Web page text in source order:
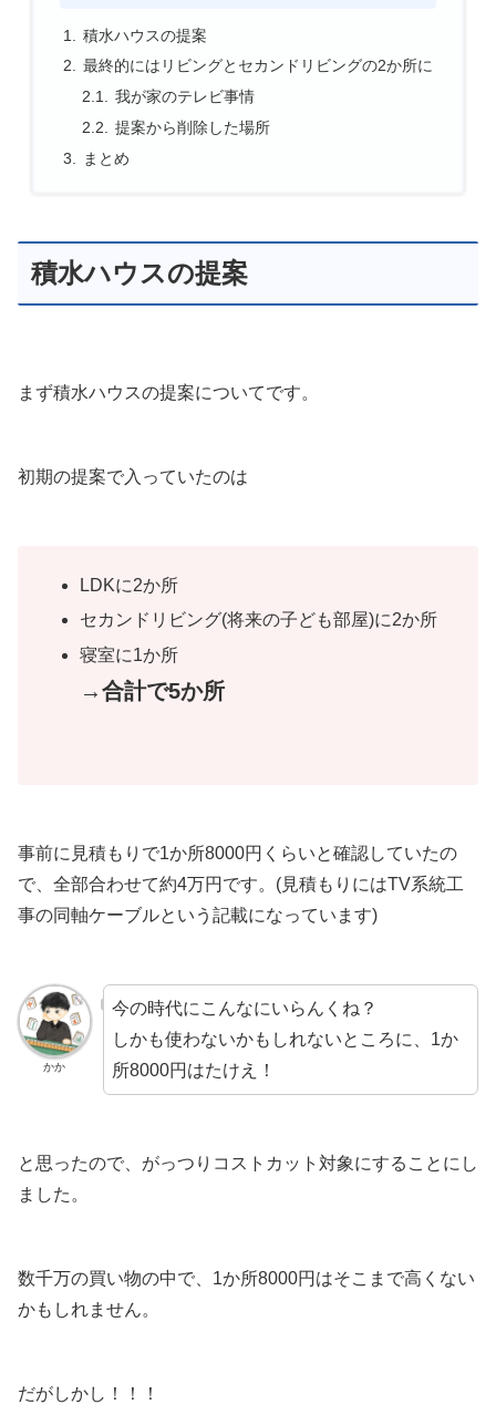
積水ハウスの提案
最終的にはリビングとセカンドリビングの2か所に
我が家のテレビ事情
提案から削除した場所
まとめ
積水ハウスの提案
まず積水ハウスの提案についてです。
初期の提案で入っていたのは
LDKに2か所
セカンドリビング(将来の子ども部屋)に2か所
寝室に1か所
→合計で5か所
事前に見積もりで1か所8000円くらいと確認していたの
で、全部合わせて約4万円です。(見積もりにはTV系統工
事の同軸ケーブルという記載になっています)
かか
今の時代にこんなにいらんくね？
しかも使わないかもしれないところに、1か
所8000円はたけえ！
と思ったので、がっつりコストカット対象にすることにし
ました。
数千万の買い物の中で、1か所8000円はそこまで高くない
かもしれません。
だがしかし！！！